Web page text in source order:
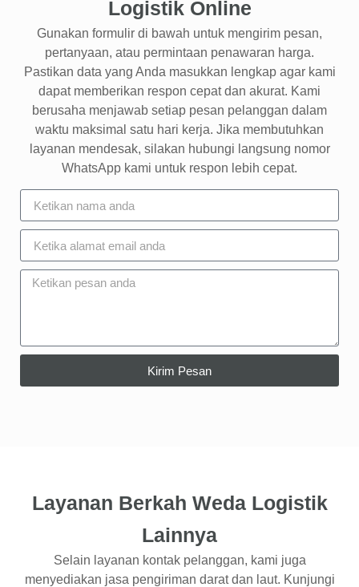
Logistik Online
Gunakan formulir di bawah untuk mengirim pesan,
pertanyaan, atau permintaan penawaran harga.
Pastikan data yang Anda masukkan lengkap agar kami
dapat memberikan respon cepat dan akurat. Kami
berusaha menjawab setiap pesan pelanggan dalam
waktu maksimal satu hari kerja. Jika membutuhkan
layanan mendesak, silakan hubungi langsung nomor
WhatsApp kami untuk respon lebih cepat.
Kirim Pesan
Layanan Berkah Weda Logistik
Lainnya
Selain layanan kontak pelanggan, kami juga
menyediakan jasa pengiriman darat dan laut. Kunjungi